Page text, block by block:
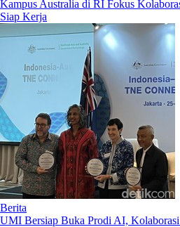
Kampus Australia di RI Fokus
Siap Kerja
Berita
UMI Bersiap Buka Prodi AI,